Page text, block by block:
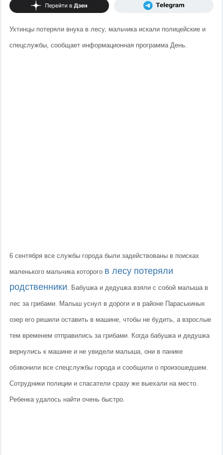
Ухтинцы потеряли внука в лесу, мальчика искали полицейские и
спецслужбы, сообщает информационная программа День.
6 сентября все службы города были задействованы в поисках
маленького мальчика которого в лесу потеряли
родственники. Бабушка и дедушка взяли с собой малыша в
лес за грибами. Малыш уснул в дороги и в районе Параськиных
озер его решили оставить в машине, чтобы не будить, а взрослые
тем временем отправились за грибами. Когда бабушка и дедушка
вернулись к машине и не увидели малыша, они в панике
обзвонили все спецслужбы города и сообщили о произошедшем.
Сотрудники полиции и спасатели сразу же выехали на место.
Ребенка удалось найти очень быстро.